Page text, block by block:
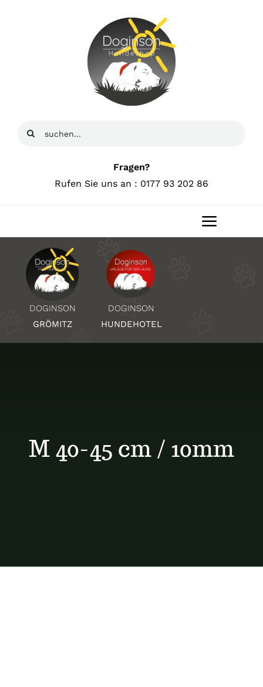
Suche
Fragen?
Rufen Sie uns an : 0177 93 202 86
Toggle
Home
Über Uns
DOGINSON
GRÖMITZ
DOGINSON
HUNDEHOTEL
M 40-45 cm / 10mm